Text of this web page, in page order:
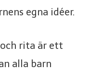
egna idéer.
rita är ett
alla barn